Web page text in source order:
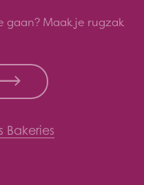
gaan? Maak je rugzak
Bakeries